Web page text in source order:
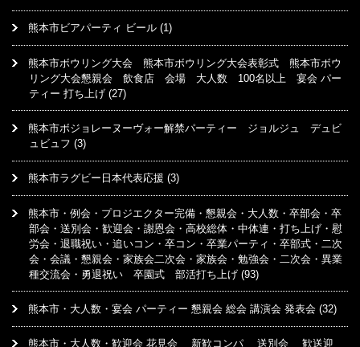
熊本市ビアパーティ ビール (1)
熊本市ボウリング大会 熊本市ボウリング大会表彰式 熊本市ボウ
リング大会懇親会 飲食店 会場 大人数 100名以上 宴会 パー
ティー 打ち上げ (27)
熊本市ボジョレーヌーヴォー解禁パーティー ジョルジュ デュビ
ュビュフ (3)
熊本市ラグビー日本代表応援 (3)
熊本市・例会・プロジエクター完備・懇親会・大人数・卒部会・卒
部会・送別会・歓迎会・謝恩会・高校総体・中体連・打ち上げ・慰
労会・退職祝い・追いコン・卒コン・卒業パーティ・卒部式・二次
会・会議・懇親会・家族会二次会・家族会・勉強会・二次会・異業
種交流会・勇退祝い 卒園式 部活打ち上げ (93)
熊本市・大人数・宴会 パーティー 懇親会 総会 講演会 発表会 (32)
熊本市・大人数・歓迎会 花見会 新歓コンパ 送別会 歓送迎